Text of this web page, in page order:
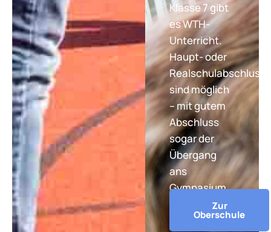
Klasse 7 gibt
es WTH-
Unterricht.
Haupt- oder
Realschulabschluss
sind möglich
– mit gutem
Abschluss
sogar der
Übergang
ans
Gymnasium.
Zur
Oberschule